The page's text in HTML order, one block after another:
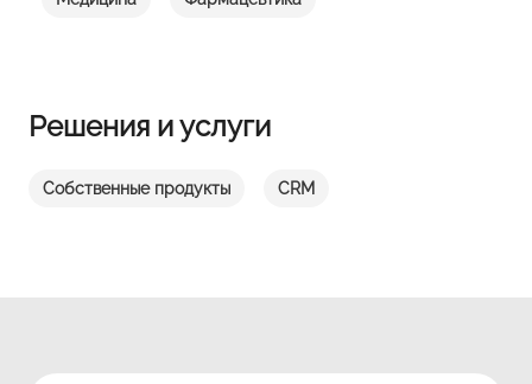
Решения и услуги
Собственные продукты CRM